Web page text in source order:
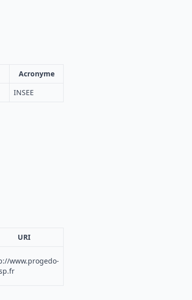
Acronyme
INSEE
URI
www.progedo-